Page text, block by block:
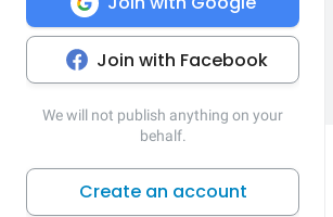
Join with Facebook
We will not publish anything on your
behalf.
Create an account